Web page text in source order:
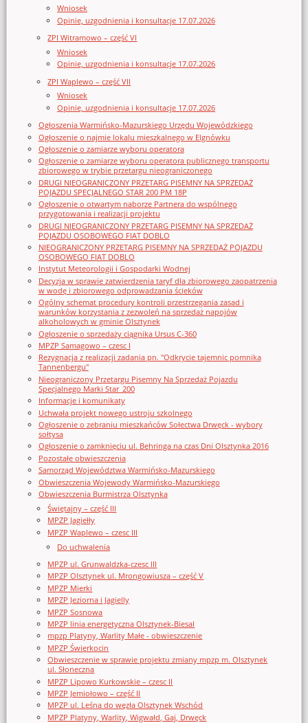
Wniosek
Opinie, uzgodnienia i konsultacje 17.07.2026
ZPI Witramowo – część VI
Wniosek
Opinie, uzgodnienia i konsultacje 17.07.2026
ZPI Waplewo – część VII
Wniosek
Opinie, uzgodnienia i konsultacje 17.07.2026
Ogłoszenia Warmińsko-Mazurskiego Urzędu Wojewódzkiego
Ogłoszenie o najmie lokalu mieszkalnego w Elgnówku
Ogłoszenie o zamiarze wyboru operatora
Ogłoszenie o zamiarze wyboru operatora publicznego transportu
zbiorowego w trybie przetargu nieograniczonego
DRUGI NIEOGRANICZONY PRZETARG PISEMNY NA SPRZEDAŻ
POJAZDU SPECJALNEGO STAR 200 PM 18P
Ogłoszenie o otwartym naborze Partnera do wspólnego
przygotowania i realizacji projektu
DRUGI NIEOGRANICZONY PRZETARG PISEMNY NA SPRZEDAŻ
POJAZDU OSOBOWEGO FIAT DOBLO
NIEOGRANICZONY PRZETARG PISEMNY NA SPRZEDAŻ POJAZDU
OSOBOWEGO FIAT DOBLO
Instytut Meteorologii i Gospodarki Wodnej
Decyzja w sprawie zatwierdzenia taryf dla zbiorowego zaopatrzenia
w wodę i zbiorowego odprowadzania ścieków
Ogólny schemat procedury kontroli przestrzegania zasad i
warunków korzystania z zezwoleń na sprzedaż napojów
alkoholowych w gminie Olsztynek
Ogłoszenie o sprzedaży ciągnika Ursus C-360
MPZP Samagowo – czesc I
Rezygnacja z realizacji zadania pn. "Odkrycie tajemnic pomnika
Tannenbergu"
Nieograniczony Przetargu Pisemny Na Sprzedaż Pojazdu
Specjalnego Marki Star_200
Informacje i komunikaty
Uchwała projekt nowego ustroju szkolnego
Ogłoszenie o zebraniu mieszkańców Sołectwa Drwęck - wybory
sołtysa
Ogłoszenie o zamknięciu ul. Behringa na czas Dni Olsztynka 2016
Pozostałe obwieszczenia
Samorząd Województwa Warmińsko-Mazurskiego
Obwieszczenia Wojewody Warmińsko-Mazurskiego
Obwieszczenia Burmistrza Olsztynka
Świętajny – część III
MPZP Jagiełły
MPZP Waplewo – czesc III
Do uchwalenia
MPZP ul. Grunwaldzka-czesc III
MPZP Olsztynek ul. Mrongowiusza – część V
MPZP Mierki
MPZP Jeziorna i Jagielly
MPZP Sosnowa
MPZP linia energetyczna Olsztynek-Biesal
mpzp Platyny, Warlity Małe - obwieszczenie
MPZP Świerkocin
Obwieszczenie w sprawie projektu zmiany mpzp m. Olsztynek
ul. Słoneczna
MPZP Lipowo Kurkowskie – czesc II
MPZP Jemiołowo – część II
MPZP ul. Leśna do węzła Olsztynek Wschód
MPZP Platyny, Warlity, Wigwałd, Gaj, Drwęck